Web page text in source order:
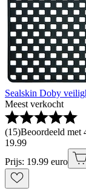
Sealskin Doby
Meest verkocht
(15)Beoordeeld met
19.99
Prijs: 19.99 euro